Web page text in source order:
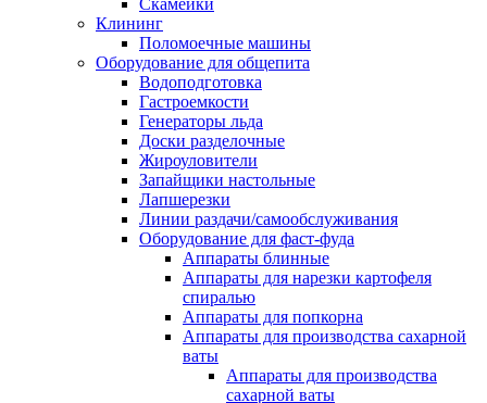
Скамейки
Клининг
Поломоечные машины
Оборудование для общепита
Водоподготовка
Гастроемкости
Генераторы льда
Доски разделочные
Жироуловители
Запайщики настольные
Лапшерезки
Линии раздачи/самообслуживания
Оборудование для фаст-фуда
Аппараты блинные
Аппараты для нарезки картофеля
спиралью
Аппараты для попкорна
Аппараты для производства сахарной
ваты
Аппараты для производства
сахарной ваты